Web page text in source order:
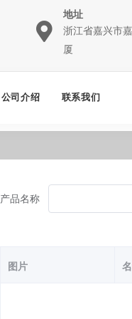
地址
浙江省嘉兴市
厦
公司介绍 联系我们
产品名称
图片